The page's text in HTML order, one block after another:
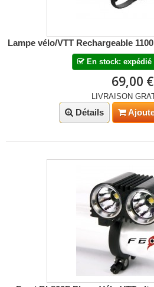
Lampe vélo/VTT Rechargeable
En stock: expédié
69,00 €
LIVRAISON
Détails